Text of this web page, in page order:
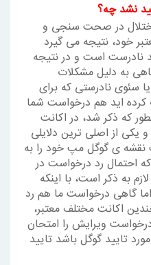
نشد چه؟
در صحت سنجی و
خود، نتیجه می گیرد
نادرست است و در نتیجه
به دلیل مشکلات
سئوی نادرستی که برای
اید هم درخواست شما
که ذکر شد، در اکانت
یکی از اصلی ترین دلایلی
نقشه ی گوگل مپ خود را به
احتمال رد درخواست در
به ذکر است، با اینکه
اما گاهی درخواست ما هم رد
اکانت مختلف معتبر،
ویرایش را امتحان
تایید گوگل باشد تایید